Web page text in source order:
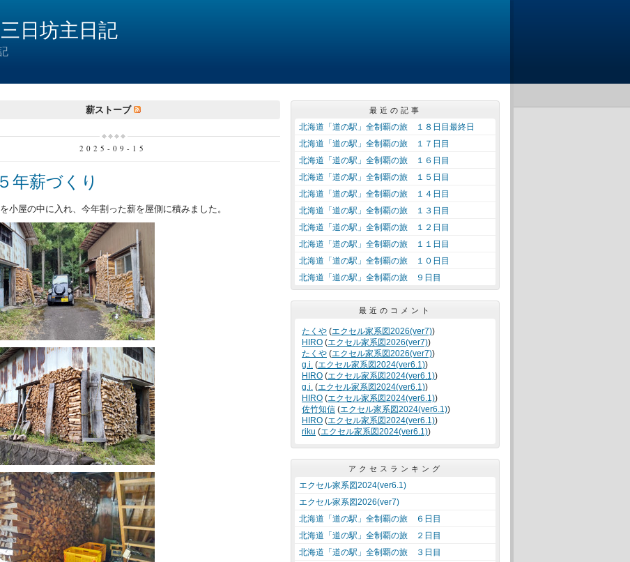
日坊主日記
薪ストーブ
2025-09-15
年薪づくり
小屋の中に入れ、今年割った薪を屋側に積みました。
最近の記事
北海道「道の駅」全制覇の旅 １８日目最終日
北海道「道の駅」全制覇の旅 １７日目
北海道「道の駅」全制覇の旅 １６日目
北海道「道の駅」全制覇の旅 １５日目
北海道「道の駅」全制覇の旅 １４日目
北海道「道の駅」全制覇の旅 １３日目
北海道「道の駅」全制覇の旅 １２日目
北海道「道の駅」全制覇の旅 １１日目
北海道「道の駅」全制覇の旅 １０日目
北海道「道の駅」全制覇の旅 ９日目
最近のコメント
たくや (エクセル家系図2026(ver7))
HIRO (エクセル家系図2026(ver7))
たくや (エクセル家系図2026(ver7))
g.i. (エクセル家系図2024(ver6.1))
HIRO (エクセル家系図2024(ver6.1))
g.i. (エクセル家系図2024(ver6.1))
HIRO (エクセル家系図2024(ver6.1))
佐竹知信 (エクセル家系図2024(ver6.1))
HIRO (エクセル家系図2024(ver6.1))
riku (エクセル家系図2024(ver6.1))
アクセスランキング
エクセル家系図2024(ver6.1)
エクセル家系図2026(ver7)
北海道「道の駅」全制覇の旅 ６日目
北海道「道の駅」全制覇の旅 ２日目
北海道「道の駅」全制覇の旅 ３日目